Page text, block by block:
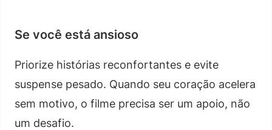
Se você está ansioso
Priorize histórias reconfortantes e evite
suspense pesado. Quando seu coração acelera
sem motivo, o filme precisa ser um apoio, não
um desafio.